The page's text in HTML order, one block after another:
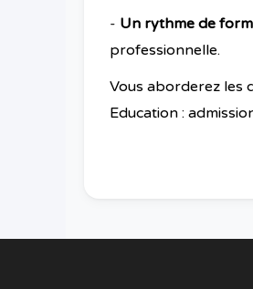
- Un rythme de
professionnelle.
Vous aborderez les
Education :